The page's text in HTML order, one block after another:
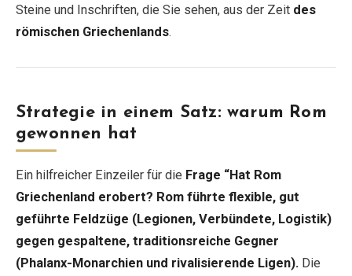
Steine und Inschriften, die Sie sehen, aus der Zeit des
römischen Griechenlands.
Strategie in einem Satz: warum Rom
gewonnen hat
Ein hilfreicher Einzeiler für die Frage “Hat Rom
Griechenland erobert? Rom führte flexible, gut
geführte Feldzüge (Legionen, Verbündete, Logistik)
gegen gespaltene, traditionsreiche Gegner
(Phalanx-Monarchien und rivalisierende Ligen). Die